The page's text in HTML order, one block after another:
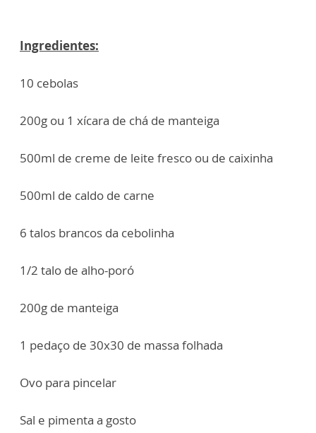
Ingredientes:
10 cebolas
200g ou 1 xícara de chá de manteiga
500ml de creme de leite fresco ou de caixinha
500ml de caldo de carne
6 talos brancos da cebolinha
1/2 talo de alho-poró
200g de manteiga
1 pedaço de 30x30 de massa folhada
Ovo para pincelar
Sal e pimenta a gosto